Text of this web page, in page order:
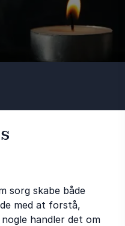
sorg skabe både
med at forstå,
handler det om